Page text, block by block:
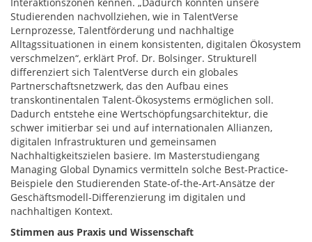
Studierenden nachvollziehen, wie in TalentVerse
Lernprozesse, Talentförderung und nachhaltige
Alltagssituationen in einem konsistenten, digitalen Ökosystem
verschmelzen“, erklärt Prof. Dr. Bolsinger. Strukturell
differenziert sich TalentVerse durch ein globales
Partnerschaftsnetzwerk, das den Aufbau eines
transkontinentalen Talent-Ökosystems ermöglichen soll.
Dadurch entstehe eine Wertschöpfungsarchitektur, die
schwer imitierbar sei und auf internationalen Allianzen,
digitalen Infrastrukturen und gemeinsamen
Nachhaltigkeitszielen basiere.​​ Im Masterstudiengang
Managing Global Dynamics vermitteln solche Best-Practice-
Beispiele den Studierenden State-of-the-Art-Ansätze der
Geschäftsmodell-Differenzierung im digitalen und
nachhaltigen Kontext.
Stimmen aus Praxis und Wissenschaft